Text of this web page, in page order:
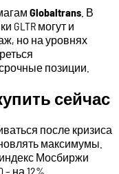
Globaltrans . В
GLTR могут и
но на уровнях
позиции.
сейчас
после кризиса
максимумы.
Мосбиржи
на 12%.